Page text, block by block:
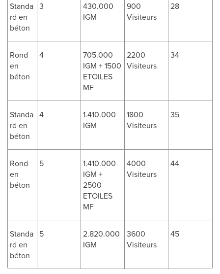
Standa
rd en
béton
3
430.000
IGM
900
Visiteurs
28
Rond
en
béton
4
705.000
IGM + 1500
ETOILES
MF
2200
Visiteurs
34
Standa
rd en
béton
4
1.410.000
IGM
1800
Visiteurs
35
Rond
en
béton
5
1.410.000
IGM +
2500
ETOILES
MF
4000
Visiteurs
44
Standa
rd en
béton
5
2.820.000
IGM
3600
Visiteurs
45